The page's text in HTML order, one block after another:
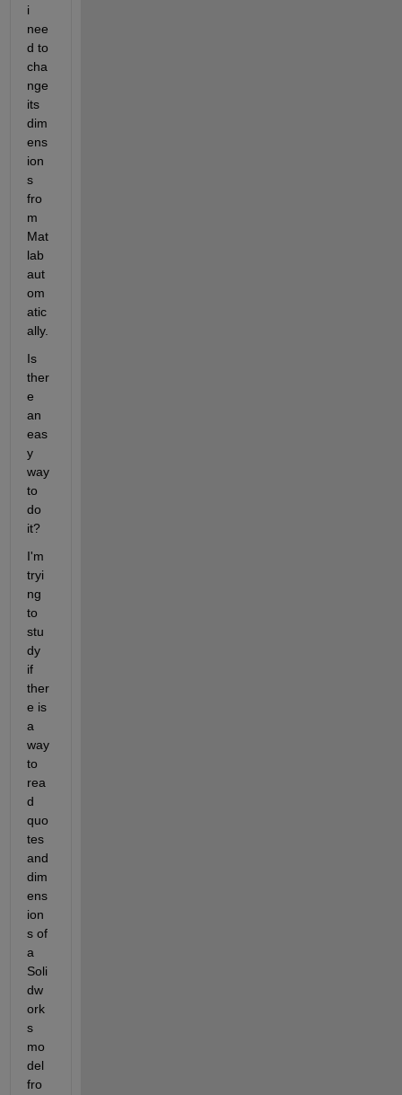
i
nee
d to
cha
nge
its
dim
ens
ion
s
fro
m
Mat
lab
aut
om
atic
ally.
Is
ther
e
an
eas
y
way
to
do
it?
I'm
tryi
ng
to
stu
dy
if
ther
e is
a
way
to
rea
d
quo
tes
and
dim
ens
ion
s of
a
Soli
dw
ork
s
mo
del
fro